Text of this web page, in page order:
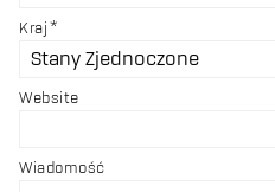
Kraj
Website
Wiadomość